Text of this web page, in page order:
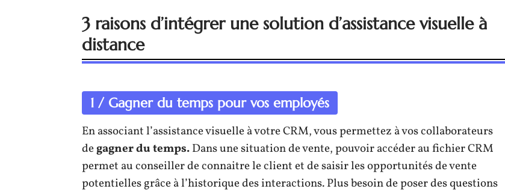
3 raisons d’intégrer une solution d’assistance visuelle à
distance
1 / Gagner du temps pour vos employés
En associant l’assistance visuelle à votre CRM, vous permettez à vos collaborateurs
degagner du temps.Dans une situation de vente, pouvoir accéder au fichier CRM
permet au conseiller de connaitre le client et de saisir les opportunités de vente
potentielles grâce à l’historique des interactions. Plus besoin de poser des questions